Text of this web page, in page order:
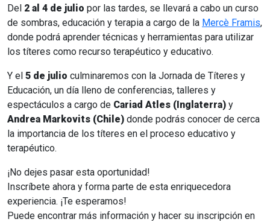
Del 2 al 4 de julio por las tardes, se llevará a cabo un curso
de sombras, educación y terapia a cargo de la Mercè Framis,
donde podrá aprender técnicas y herramientas para utilizar
los títeres como recurso terapéutico y educativo.
Y el 5 de julio culminaremos con la Jornada de Títeres y
Educación, un día lleno de conferencias, talleres y
espectáculos a cargo de Cariad Atles (Inglaterra) y
Andrea Markovits (Chile) donde podrás conocer de cerca
la importancia de los títeres en el proceso educativo y
terapéutico.
¡No dejes pasar esta oportunidad!
Inscríbete ahora y forma parte de esta enriquecedora
experiencia. ¡Te esperamos!
Puede encontrar más información y hacer su inscripción en